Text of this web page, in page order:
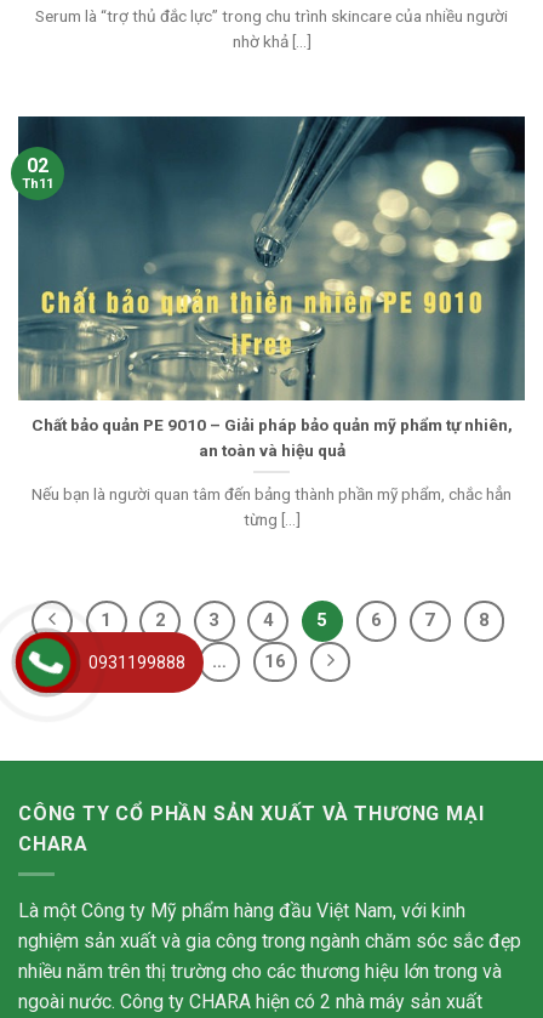
Serum là “trợ thủ đắc lực” trong chu trình skincare của nhiều người
nhờ khả [...]
Chất bảo quản PE 9010 – Giải pháp bảo quản mỹ phẩm tự nhiên,
an toàn và hiệu quả
Nếu bạn là người quan tâm đến bảng thành phần mỹ phẩm, chắc hẳn
từng [...]
02
Th11
1 2 3 4 5 6 7
8
…
16
CÔNG TY CỔ PHẦN SẢN XUẤT VÀ THƯƠNG MẠI
CHARA
Là một Công ty Mỹ phẩm hàng đầu Việt Nam, với kinh
nghiệm sản xuất và gia công trong ngành chăm sóc sắc đẹp
nhiều năm trên thị trường cho các thương hiệu lớn trong và
ngoài nước. Công ty CHARA hiện có 2 nhà máy sản xuất
0931199888